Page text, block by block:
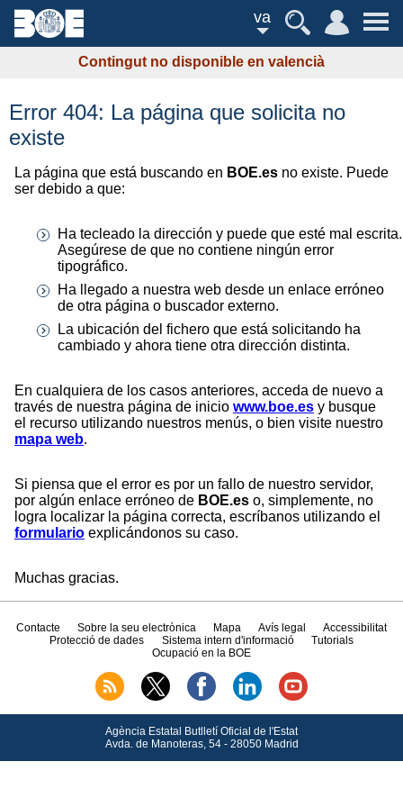
va
Contingut no disponible en valencià
Error 404: La página que solicita no
existe
La página que está buscando en BOE.es no existe. Puede
ser debido a que:
Ha tecleado la dirección y puede que esté mal escrita.
Asegúrese de que no contiene ningún error
tipográfico.
Ha llegado a nuestra web desde un enlace erróneo
de otra página o buscador externo.
La ubicación del fichero que está solicitando ha
cambiado y ahora tiene otra dirección distinta.
En cualquiera de los casos anteriores, acceda de nuevo a
través de nuestra página de inicio www.boe.es y busque
el recurso utilizando nuestros menús, o bien visite nuestro
mapa web.
Si piensa que el error es por un fallo de nuestro servidor,
por algún enlace erróneo de BOE.es o, simplemente, no
logra localizar la página correcta, escríbanos utilizando el
formulario explicándonos su caso.
Muchas gracias.
Contacte Sobre la seu electrònica Mapa Avís legal
Accessibilitat
Protecció de dades
Sistema intern d'informació
Tutorials
Ocupació en la BOE
Agència Estatal Butlletí Oficial de l'Estat
Avda.de Manoteras, 54 - 28050 Madrid